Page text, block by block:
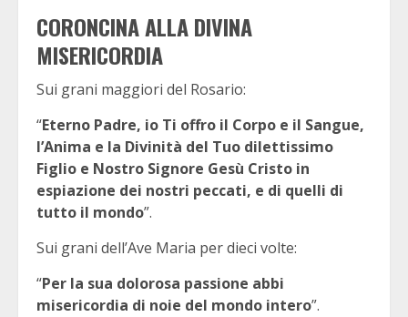
CORONCINA ALLA DIVINA
MISERICORDIA
Sui grani maggiori del Rosario:
“Eterno Padre, io Ti offro il Corpo e il Sangue,
l’Anima e la Divinità del Tuo dilettissimo
Figlio e Nostro Signore Gesù Cristo in
espiazione dei nostri peccati, e di quelli di
tutto il mondo”.
Sui grani dell’Ave Maria per dieci volte:
“Per la sua dolorosa passione abbi
misericordia di noie del mondo intero”.